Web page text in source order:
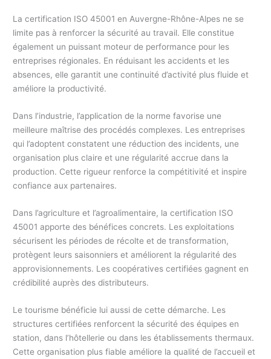
La certification ISO 45001 en Auvergne-Rhône-Alpes ne se
limite pas à renforcer la sécurité au travail. Elle constitue
également un puissant moteur de performance pour les
entreprises régionales. En réduisant les accidents et les
absences, elle garantit une continuité d’activité plus fluide et
améliore la productivité.
Dans l’industrie, l’application de la norme favorise une
meilleure maîtrise des procédés complexes. Les entreprises
qui l’adoptent constatent une réduction des incidents, une
organisation plus claire et une régularité accrue dans la
production. Cette rigueur renforce la compétitivité et inspire
confiance aux partenaires.
Dans l’agriculture et l’agroalimentaire, la certification ISO
45001 apporte des bénéfices concrets. Les exploitations
sécurisent les périodes de récolte et de transformation,
protègent leurs saisonniers et améliorent la régularité des
approvisionnements. Les coopératives certifiées gagnent en
crédibilité auprès des distributeurs.
Le tourisme bénéficie lui aussi de cette démarche. Les
structures certifiées renforcent la sécurité des équipes en
station, dans l’hôtellerie ou dans les établissements thermaux.
Cette organisation plus fiable améliore la qualité de l’accueil et